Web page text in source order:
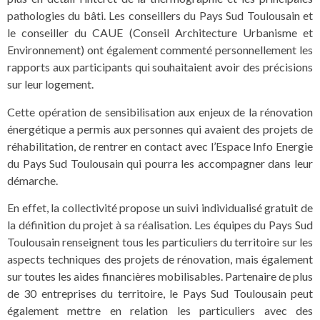
pathologies du bâti. Les conseillers du Pays Sud Toulousain et
le conseiller du CAUE (Conseil Architecture Urbanisme et
Environnement) ont également commenté personnellement les
rapports aux participants qui souhaitaient avoir des précisions
sur leur logement.
Cette opération de sensibilisation aux enjeux de la rénovation
énergétique a permis aux personnes qui avaient des projets de
réhabilitation, de rentrer en contact avec l’Espace Info Energie
du Pays Sud Toulousain qui pourra les accompagner dans leur
démarche.
En effet, la collectivité propose un suivi individualisé gratuit de
la définition du projet à sa réalisation. Les équipes du Pays Sud
Toulousain renseignent tous les particuliers du territoire sur les
aspects techniques des projets de rénovation, mais également
sur toutes les aides financières mobilisables. Partenaire de plus
de 30 entreprises du territoire, le Pays Sud Toulousain peut
également mettre en relation les particuliers avec des